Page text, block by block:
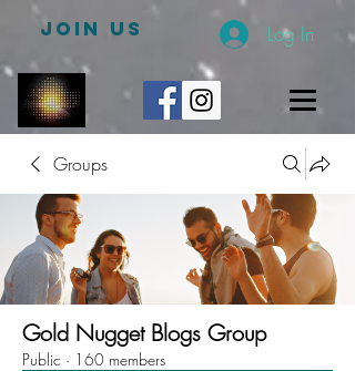
JOIN US Log In
Groups
Gold Nugget Blogs Group
Public · 160 members